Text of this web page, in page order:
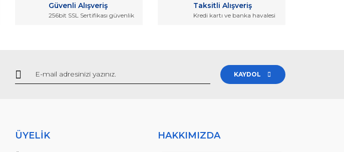
Gönder
Güvenli Alışveriş
256bit SSL Sertifikası güvenlik
Taksitli Alışveriş
Kredi kartı ve banka havalesi
KAYDOL
ÜYELİK HAKKIMIZDA